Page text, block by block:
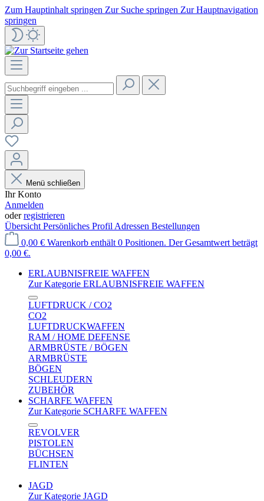
Zum Hauptinhalt springen Zur Suche springen Zur Hauptnavigation
springen
Menü schließen
Ihr Konto
Anmelden
oderregistrieren
Übersicht Persönliches Profil Adressen Bestellungen
0,00 € Warenkorb enthält 0 Positionen. Der Gesamtwert beträgt
0,00 €.
ERLAUBNISFREIE WAFFEN
Zur Kategorie ERLAUBNISFREIE WAFFEN
LUFTDRUCK / CO2
CO2
LUFTDRUCKWAFFEN
RAM / HOME DEFENSE
ARMBRÜSTE / BÖGEN
ARMBRÜSTE
BÖGEN
SCHLEUDERN
ZUBEHÖR
SCHARFE WAFFEN
Zur Kategorie SCHARFE WAFFEN
REVOLVER
PISTOLEN
BÜCHSEN
FLINTEN
JAGD
Zur Kategorie JAGD